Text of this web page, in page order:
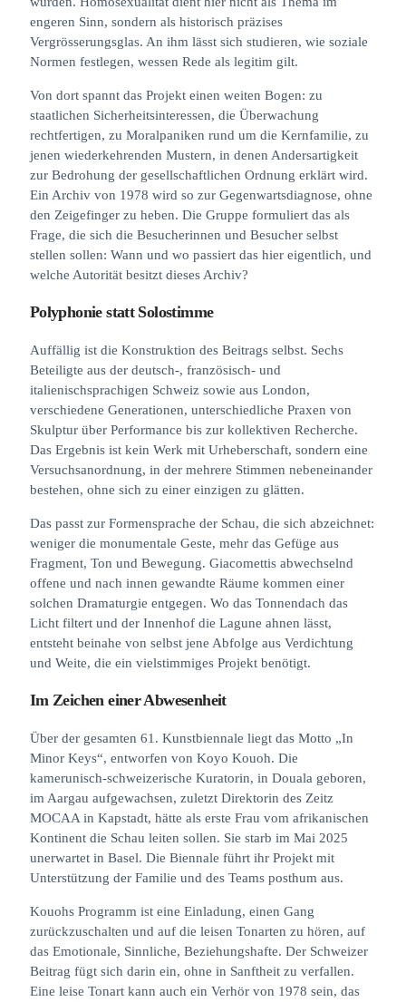
engeren Sinn, sondern als historisch präzises
Vergrösserungsglas. An ihm lässt sich studieren, wie soziale
Normen festlegen, wessen Rede als legitim gilt.
Von dort spannt das Projekt einen weiten Bogen: zu
staatlichen Sicherheitsinteressen, die Überwachung
rechtfertigen, zu Moralpaniken rund um die Kernfamilie, zu
jenen wiederkehrenden Mustern, in denen Andersartigkeit
zur Bedrohung der gesellschaftlichen Ordnung erklärt wird.
Ein Archiv von 1978 wird so zur Gegenwartsdiagnose, ohne
den Zeigefinger zu heben. Die Gruppe formuliert das als
Frage, die sich die Besucherinnen und Besucher selbst
stellen sollen: Wann und wo passiert das hier eigentlich, und
welche Autorität besitzt dieses Archiv?
Polyphonie statt Solostimme
Auffällig ist die Konstruktion des Beitrags selbst. Sechs
Beteiligte aus der deutsch-, französisch- und
italienischsprachigen Schweiz sowie aus London,
verschiedene Generationen, unterschiedliche Praxen von
Skulptur über Performance bis zur kollektiven Recherche.
Das Ergebnis ist kein Werk mit Urheberschaft, sondern eine
Versuchsanordnung, in der mehrere Stimmen nebeneinander
bestehen, ohne sich zu einer einzigen zu glätten.
Das passt zur Formensprache der Schau, die sich abzeichnet:
weniger die monumentale Geste, mehr das Gefüge aus
Fragment, Ton und Bewegung. Giacomettis abwechselnd
offene und nach innen gewandte Räume kommen einer
solchen Dramaturgie entgegen. Wo das Tonnendach das
Licht filtert und der Innenhof die Lagune ahnen lässt,
entsteht beinahe von selbst jene Abfolge aus Verdichtung
und Weite, die ein vielstimmiges Projekt benötigt.
Im Zeichen einer Abwesenheit
Über der gesamten 61. Kunstbiennale liegt das Motto „In
Minor Keys“, entworfen von Koyo Kouoh. Die
kamerunisch-schweizerische Kuratorin, in Douala geboren,
im Aargau aufgewachsen, zuletzt Direktorin des Zeitz
MOCAA in Kapstadt, hätte als erste Frau vom afrikanischen
Kontinent die Schau leiten sollen. Sie starb im Mai 2025
unerwartet in Basel. Die Biennale führt ihr Projekt mit
Unterstützung der Familie und des Teams posthum aus.
Kouohs Programm ist eine Einladung, einen Gang
zurückzuschalten und auf die leisen Tonarten zu hören, auf
das Emotionale, Sinnliche, Beziehungshafte. Der Schweizer
Beitrag fügt sich darin ein, ohne in Sanftheit zu verfallen.
Eine leise Tonart kann auch ein Verhör von 1978 sein, das